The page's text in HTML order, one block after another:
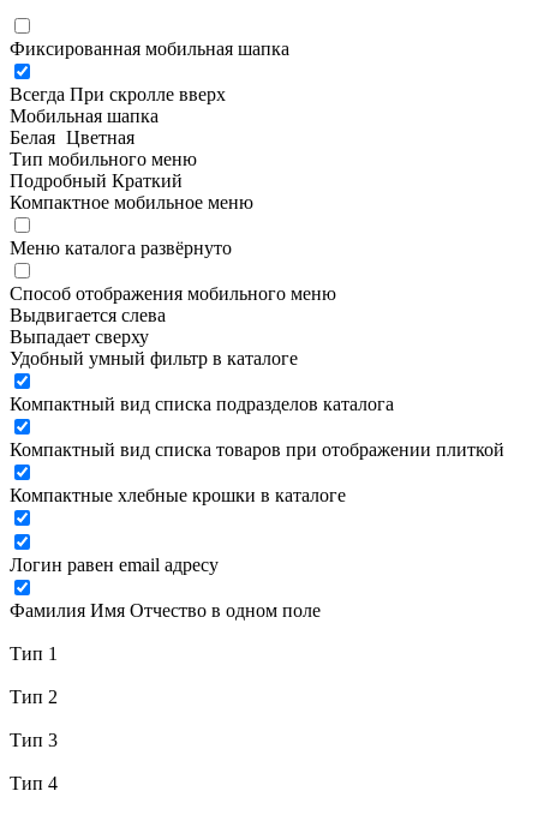
Фиксированная мобильная шапка
Всегда При скролле вверх
Мобильная шапка
Белая Цветная
Тип мобильного меню
Подробный Краткий
Компактное мобильное меню
Меню каталога развёрнуто
Способ отображения мобильного меню
Выдвигается слева
Выпадает сверху
Удобный умный фильтр в каталоге
Компактный вид списка подразделов каталога
Компактный вид списка товаров при отображении плиткой
Компактные хлебные крошки в каталоге
Логин равен email адресу
Фамилия Имя Отчество в одном поле
Тип 1
Тип 2
Тип 3
Тип 4